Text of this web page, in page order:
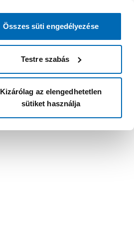
Összes süti engedélyezése
Testre szabás
Kizárólag az elengedhetetlen
sütiket használja